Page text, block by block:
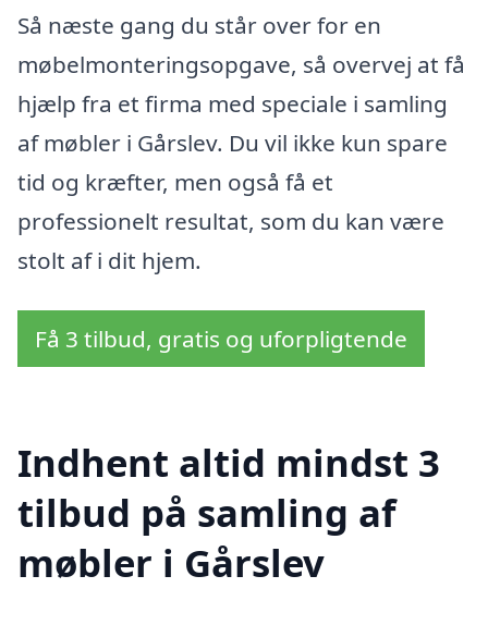
Så næste gang du står over for en
møbelmonteringsopgave, så overvej at få
hjælp fra et firma med speciale i samling
af møbler i Gårslev. Du vil ikke kun spare
tid og kræfter, men også få et
professionelt resultat, som du kan være
stolt af i dit hjem.
Få 3 tilbud, gratis og uforpligtende
Indhent altid mindst 3
tilbud på samling af
møbler i Gårslev